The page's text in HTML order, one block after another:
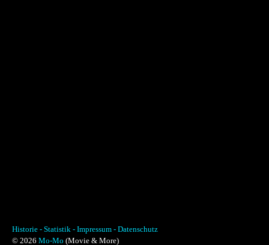
Historie - Statistik - Impressum - Datenschutz
© 2026 Mo-Mo (Movie & More)